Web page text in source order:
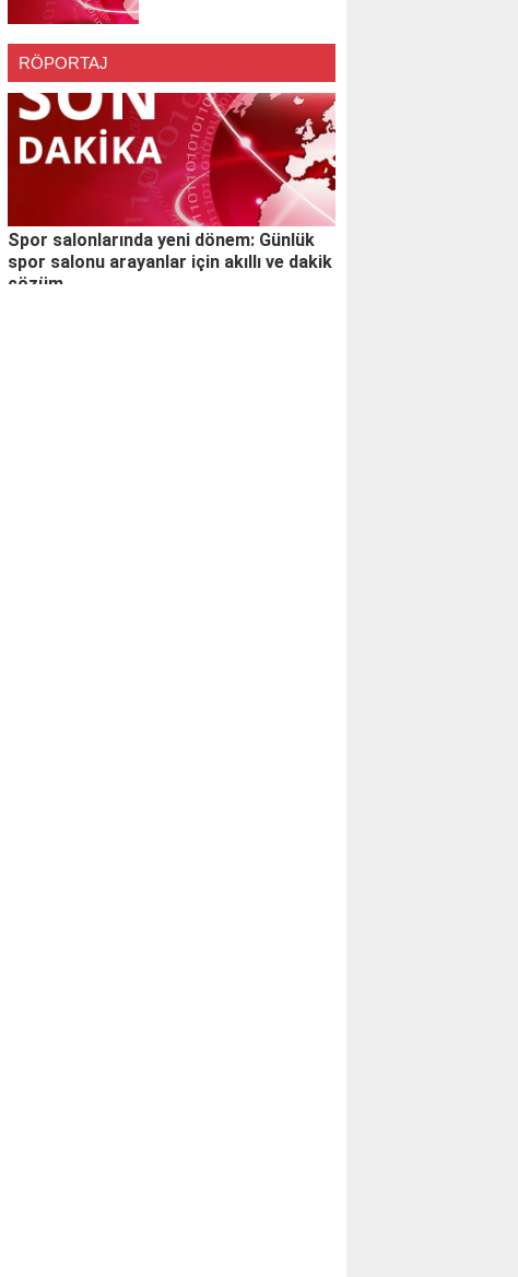
RÖPORTAJ
Spor salonlarında yeni dönem: Günlük
spor salonu arayanlar için akıllı ve dakik
çözüm